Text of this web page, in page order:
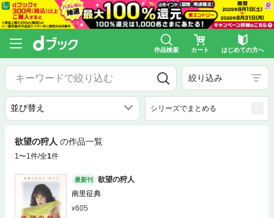
作品検索 カート はじめての方へ
絞り込み
シリーズでまとめる
欲望の狩人 の作品一覧
1〜1件/全1件
最新刊
欲望の狩人
南里征典
605